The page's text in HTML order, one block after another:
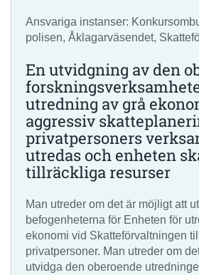
Ansvariga instanser:
polisen, Åklagarväsendet,
En utvidgning av den
utredning av grå
aggressiv
privatpersoners
utredas och enheten
tillräckliga resurser
Man utreder om det är möjligt att
befogenheterna för Enheten för
ekonomi vid Skatteförvaltningen
privatpersoner. Man utreder om
utvidga den oberoende